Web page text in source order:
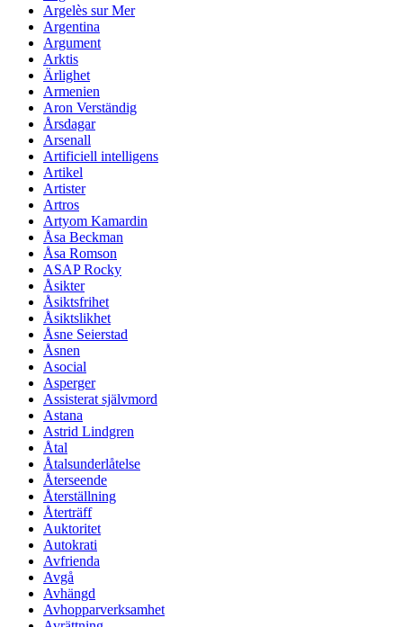
Argelès sur Mer
Argentina
Argument
Arktis
Ärlighet
Armenien
Aron Verständig
Årsdagar
Arsenall
Artificiell intelligens
Artikel
Artister
Artros
Artyom Kamardin
Åsa Beckman
Åsa Romson
ASAP Rocky
Åsikter
Åsiktsfrihet
Åsiktslikhet
Åsne Seierstad
Åsnen
Asocial
Asperger
Assisterat självmord
Astana
Astrid Lindgren
Åtal
Åtalsunderlåtelse
Återseende
Återställning
Återträff
Auktoritet
Autokrati
Avfrienda
Avgå
Avhängd
Avhopparverksamhet